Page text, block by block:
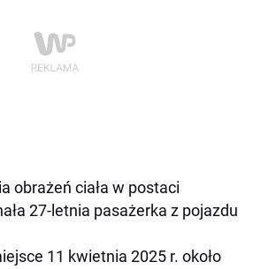
obrażeń ciała w postaci
27-letnia pasażerka z pojazdu
11 kwietnia 2025 r. około